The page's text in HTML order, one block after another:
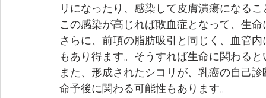
リになったり、感染して皮膚潰瘍になる
この感染が高じれば敗血症となって、生
さらに、前項の脂肪吸引と同じく、血管
もあり得ます。そうすれば生命に関わる
また、形成されたシコリが、乳癌の自己
命予後に関わる可能性もあります。